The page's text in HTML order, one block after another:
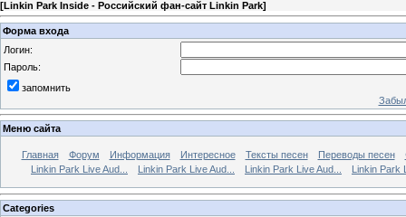
[Linkin Park Inside - Российский фан-сайт Linkin Park]
Форма входа
Логин:
Пароль:
запомнить
Меню сайта
Главная Форум Информация Интересное Тексты песен Переводы песен
Linkin Park Live Aud...
Linkin Park Live Aud... Linkin Park Live Aud... Linkin Park
Categories